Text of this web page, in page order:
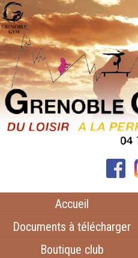
Accueil
Documents à télécharger
Boutique club